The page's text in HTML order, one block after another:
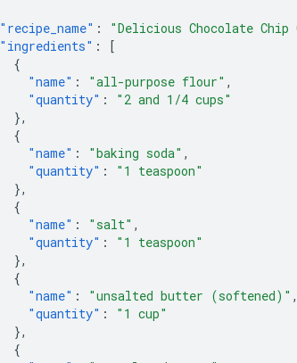
"recipe_name" : "Delicious Chocolate Chip
"ingredients" :
[
{
"name" : "all-purpose flour" ,
"quantity" :
"2 and 1/4 cups"
},
{
"name" : "baking soda" ,
"quantity" :
"1 teaspoon"
},
{
"name" : "salt" ,
"quantity" :
"1 teaspoon"
},
{
"name" : "unsalted butter (softened)" ,
"quantity" :
"1 cup"
},
{